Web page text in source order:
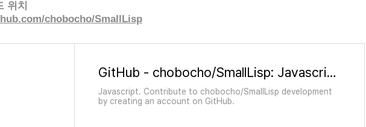
위치
chobocho/SmallLisp
GitHub - chobocho/SmallLisp: Javascript
Javascript. Contribute to chobocho/SmallLisp development
by creating an account on GitHub.